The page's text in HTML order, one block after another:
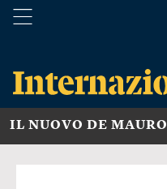
IL NUOVO DE MAURO